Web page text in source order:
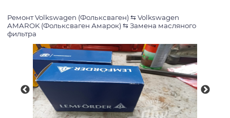
Ремонт Volkswagen (Фольксваген) ⇆ Volkswagen
AMAROK (Фольксваген Амарок) ⇆ Замена масляного
фильтра